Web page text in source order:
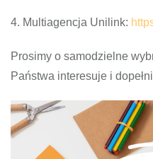
4. Multiagencja Unilink:
Prosimy o samodzielne
Państwa interesuje i